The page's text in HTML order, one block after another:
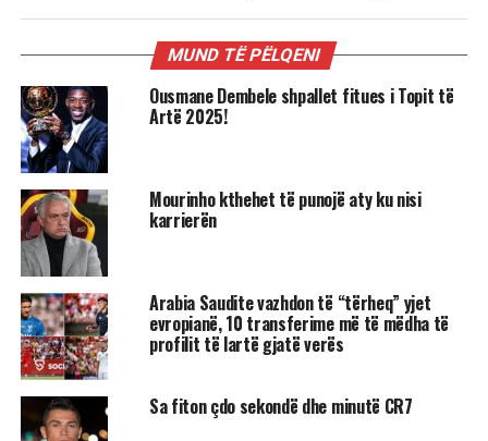
MUND TË PËLQENI
Ousmane Dembele shpallet fitues i Topit të
Artë 2025!
Mourinho kthehet të punojë aty ku nisi
karrierën
Arabia Saudite vazhdon të “tërheq” yjet
evropianë, 10 transferime më të mëdha të
profilit të lartë gjatë verës
Sa fiton çdo sekondë dhe minutë CR7